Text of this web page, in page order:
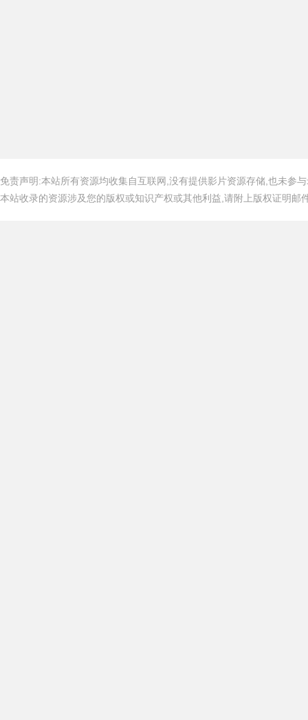
免责声明:本站所有资源均收集自互联网,没有提供影片资源存储,也未参
本站收录的资源涉及您的版权或知识产权或其他利益,请附上版权证明